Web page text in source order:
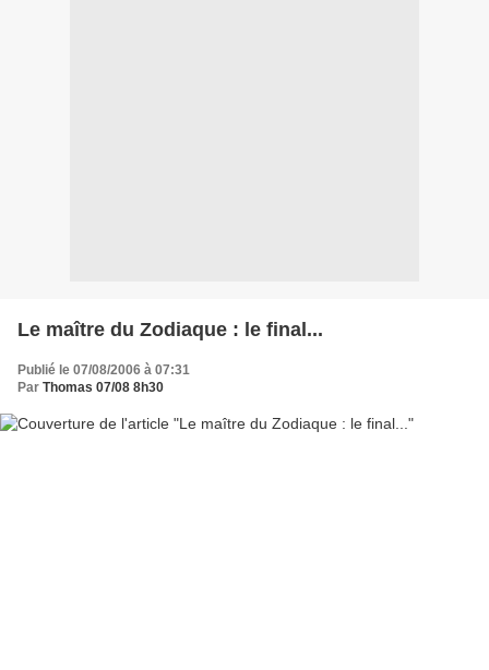
Le maître du Zodiaque : le final...
Publié le 07/08/2006 à 07:31
Par Thomas 07/08 8h30